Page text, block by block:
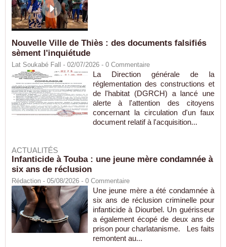
Nouvelle Ville de Thiès : des documents falsifiés
sèment l'inquiétude
Lat Soukabé Fall - 02/07/2026 - 0 Commentaire
La Direction générale de la
réglementation des constructions et
de l'habitat (DGRCH) a lancé une
alerte à l'attention des citoyens
concernant la circulation d'un faux
document relatif à l'acquisition...
ACTUALITÉS
Infanticide à Touba : une jeune mère condamnée à
six ans de réclusion
Rédaction - 05/08/2026 - 0 Commentaire
Une jeune mère a été condamnée à
six ans de réclusion criminelle pour
infanticide à Diourbel. Un guérisseur
a également écopé de deux ans de
prison pour charlatanisme. Les faits
remontent au...